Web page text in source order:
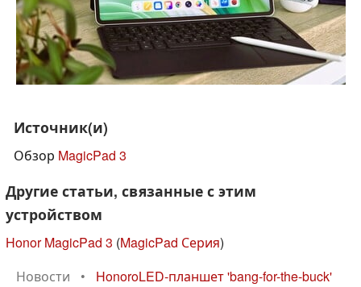
Источник(и)
Обзор MagicPad 3
Другие статьи, связанные с этим
устройством
Honor MagicPad 3 (MagicPad Серия)
Новости
•
HonoroLED-планшет 'bang-for-the-buck'